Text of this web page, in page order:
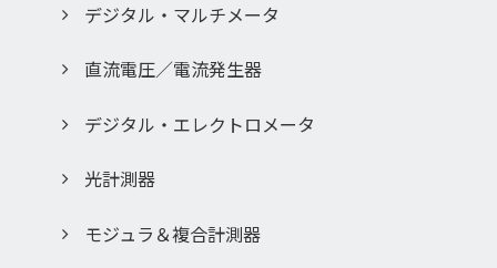
かじめ知らされた場合でも、当社は一切責任を負いませんこ
「このサービスの中止、変更など」
更する場合があります。あらかじめご了承ください。
取扱説明書は、製品をご購入いただいたお客様のための資料
お客様以外からのお問い合わせにはお応えできない場合が あ
デジタル・マルチメータ
直流電圧／電流発生器
デジタル・エレクトロメータ
光計測器
モジュラ＆複合計測器